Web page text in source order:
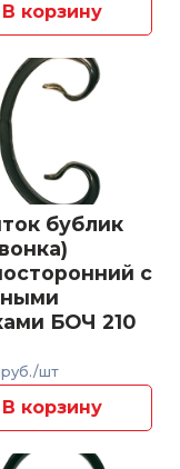
В корзину
бублик
с
БОЧ 210
руб./шт
В корзину